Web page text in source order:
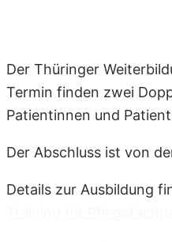
Der Thüringer
Termin finden zwei
Patientinnen und
Der Abschluss ist von
Details zur Ausbildung